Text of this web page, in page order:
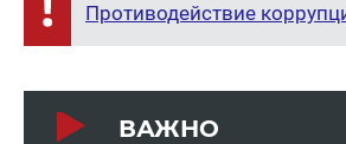
Противодействие
ВАЖНО